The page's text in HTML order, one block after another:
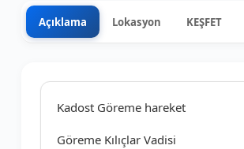
Açıklama Lokasyon KEŞFET
Kadost Göreme hareket
Göreme Kılıçlar Vadisi